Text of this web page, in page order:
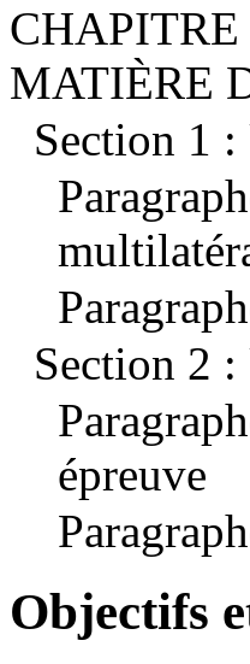
CHAPITRE
MATIÈRE
Section 1 :
Section 2
épreuve
Objectifs